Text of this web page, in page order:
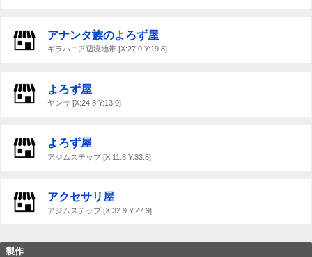
アナンタ族のよろず屋
ギラバニア辺境地帯 [X:27.0 Y:19.8]
よろず屋
ヤンサ [X:24.8 Y:13.0]
よろず屋
アジムステップ [X:11.8 Y:33.5]
アクセサリ屋
アジムステップ [X:32.9 Y:27.9]
製作